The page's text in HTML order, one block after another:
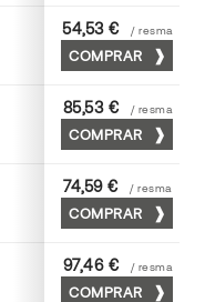
63 x 88
54,53 € / resma
COMPRAR
72 x 102
85,53 € / resma
COMPRAR
70 x 100
74,59 € / resma
COMPRAR
72 x 102
97,46 € / resma
COMPRAR